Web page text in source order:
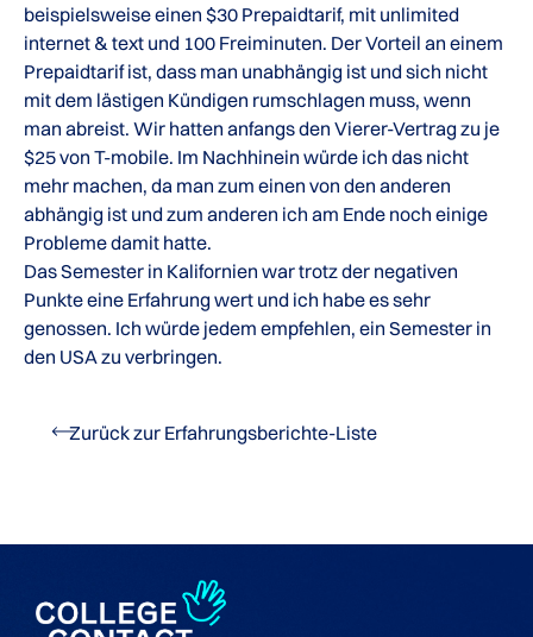
beispielsweise einen $30 Prepaidtarif, mit unlimited
internet & text und 100 Freiminuten. Der Vorteil an einem
Prepaidtarif ist, dass man unabhängig ist und sich nicht
mit dem lästigen Kündigen rumschlagen muss, wenn
man abreist. Wir hatten anfangs den Vierer-Vertrag zu je
$25 von T-mobile. Im Nachhinein würde ich das nicht
mehr machen, da man zum einen von den anderen
abhängig ist und zum anderen ich am Ende noch einige
Probleme damit hatte.
Das Semester in Kalifornien war trotz der negativen
Punkte eine Erfahrung wert und ich habe es sehr
genossen. Ich würde jedem empfehlen, ein Semester in
den USA zu verbringen.
Zurück zur Erfahrungsberichte-Liste